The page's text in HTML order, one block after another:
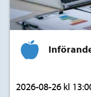
2026-08-26 kl